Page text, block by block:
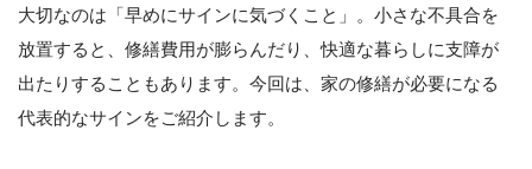
大切なのは「早めにサインに気づくこと」。小さな不具合を
放置すると、修繕費用が膨らんだり、快適な暮らしに支障が
出たりすることもあります。今回は、家の修繕が必要になる
代表的なサインをご紹介します。